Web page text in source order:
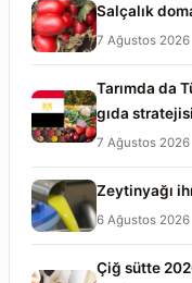
Salçalık
7 Ağustos 2026
Tarımda da
gıda stratejisi
7 Ağustos 2026
Zeytinyağı
6 Ağustos 2026
Çiğ sütte